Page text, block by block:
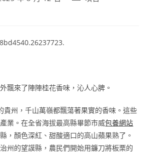
飄來了陣陣桂花香味，沁人心脾。
貴州，千山萬嶺都飄蕩著果實的香味。這些
業。在全省海拔最高縣畢節市威包養網站
，顏色深紅、甜酸適口的高山蘋果熟了。
州的望謨縣，農民們開始用鐮刀將板栗的